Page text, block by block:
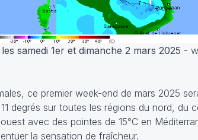
samedi 1er et dimanche 2 mars 2025 -
ce premier week-end de mars 2025
degrés sur toutes les régions du nord, du
avec des pointes de 15°C en
la sensation de fraîcheur.